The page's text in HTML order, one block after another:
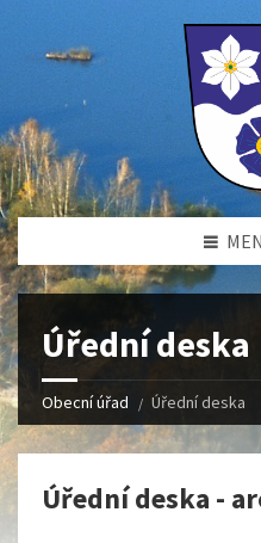
Úřední deska
Obecní úřad Úřední deska
Úřední deska -